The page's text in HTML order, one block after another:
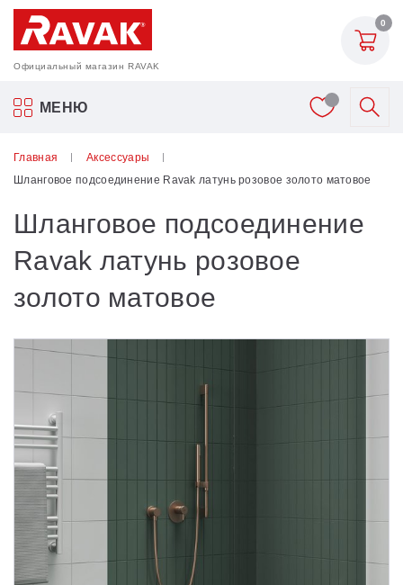
Официальный магазин RAVAK
0
МЕНЮ
Акриловые ванны Ravak
Аксессуары
Унитазы и биде
Душевые уголки
Поддоны для душа
Сиденья OVO для душевых уголков
Полотенцесушители
Главная
Аксессуары
Шланговое подсоединение Ravak латунь розовое золото матовое
Шланговое подсоединение
Ravak латунь розовое
золото матовое